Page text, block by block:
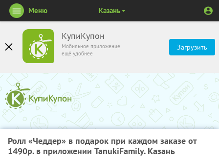
КупиКупон
Мобильное приложение
ещё удобнее
Загрузить
Меню Казань
Ролл «Чеддер» в подарок при каждом заказе от
1490р. в приложении TanukiFamily. Казань